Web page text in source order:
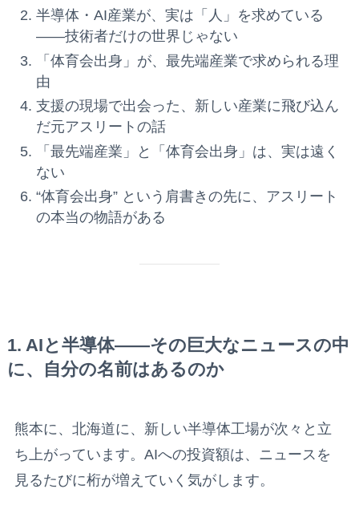
半導体・AI産業が、実は「人」を求めている
——技術者だけの世界じゃない
「体育会出身」が、最先端産業で求められる理
由
支援の現場で出会った、新しい産業に飛び込ん
だ元アスリートの話
「最先端産業」と「体育会出身」は、実は遠く
ない
“体育会出身” という肩書きの先に、アスリート
の本当の物語がある
1. AIと半導体——その巨大なニュースの中
に、自分の名前はあるのか
熊本に、北海道に、新しい半導体工場が次々と立
ち上がっています。AIへの投資額は、ニュースを
見るたびに桁が増えていく気がします。